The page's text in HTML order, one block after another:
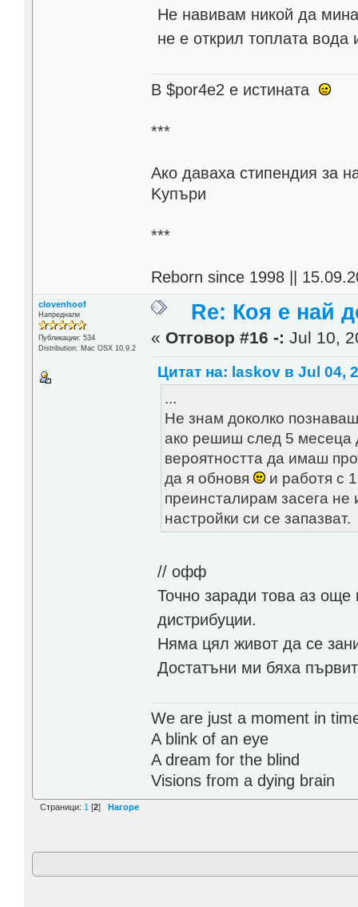
Не навивам никой да
не е открил топлата вода
В $por4e2 e истината
***
Aко даваха стипендия за
Kупъри
***
Reborn since 1998 ||
clovenhoof
Напреднали
Публикации: 534
Distribution: Mac OSX 10.9.2
Re: Коя е най
« Отговор #16 -: Jul 10,
Цитат на: laskov в Jul 04,
...
Не знам доколко
ако решиш след 5 месеца
вероятността да имаш
да я обновя
и работя с
преинсталирам засега не
настройки си се запазват.
// офф
Точно заради това аз още
дистрибуции.
Няма цял живот да се
Достатъни ми бяха
We are just a moment in
A blink of an eye
A dream for the blind
Visions from a dying brain
Страници: 1 [2] Нагоре